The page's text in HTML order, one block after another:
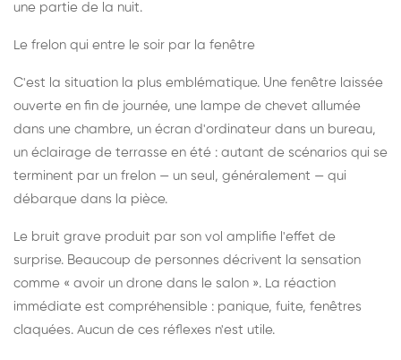
une partie de la nuit.
Le frelon qui entre le soir par la fenêtre
C'est la situation la plus emblématique. Une fenêtre laissée
ouverte en fin de journée, une lampe de chevet allumée
dans une chambre, un écran d'ordinateur dans un bureau,
un éclairage de terrasse en été : autant de scénarios qui se
terminent par un frelon — un seul, généralement — qui
débarque dans la pièce.
Le bruit grave produit par son vol amplifie l'effet de
surprise. Beaucoup de personnes décrivent la sensation
comme « avoir un drone dans le salon ». La réaction
immédiate est compréhensible : panique, fuite, fenêtres
claquées. Aucun de ces réflexes n'est utile.